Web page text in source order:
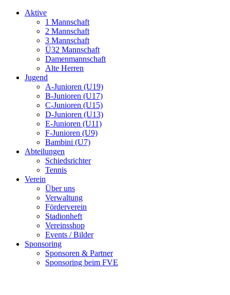
Aktive
1 Mannschaft
2 Mannschaft
3 Mannschaft
Ü32 Mannschaft
Damenmannschaft
Alte Herren
Jugend
A-Junioren (U19)
B-Junioren (U17)
C-Junioren (U15)
D-Junioren (U13)
E-Junioren (U11)
F-Junioren (U9)
Bambini (U7)
Abteilungen
Schiedsrichter
Tennis
Verein
Über uns
Verwaltung
Förderverein
Stadionheft
Vereinsshop
Events / Bilder
Sponsoring
Sponsoren & Partner
Sponsoring beim FVE